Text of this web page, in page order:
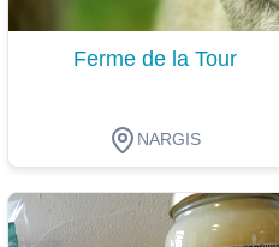
Ferme de la Tour
NARGIS
Dégustation